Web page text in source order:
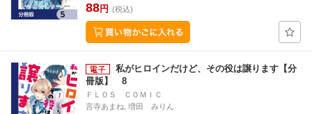
88円 (税込)
私がヒロインだけど、その役は譲ります【分
冊版】 8
ＦＬＯＳ ＣＯＭＩＣ
言寺あまね, 増田 みりん